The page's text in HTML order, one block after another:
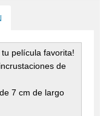
tu película favorita!
de
7 cm de largo